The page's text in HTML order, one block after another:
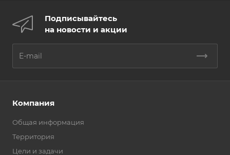
Подписывайтесь
на новости и акции
Компания
Общая информация
Территория
Цели и задачи